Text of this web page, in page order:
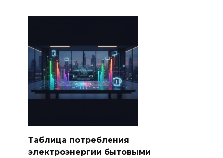
Таблица потребления
электроэнергии бытовыми